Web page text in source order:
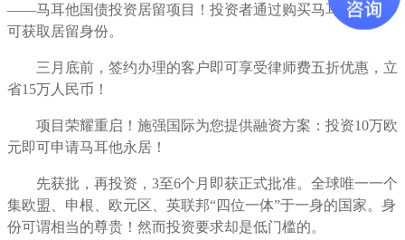
——马耳他国债投资居留项目！投资者通过购买马耳他国债即
可获取居留身份。
三月底前，签约办理的客户即可享受律师费五折优惠，立
省15万人民币！
项目荣耀重启！施强国际为您提供融资方案：投资10万欧
元即可申请马耳他永居！
先获批，再投资，3至6个月即获正式批准。全球唯一一个
集欧盟、申根、欧元区、英联邦“四位一体”于一身的国家。身
份可谓相当的尊贵！然而投资要求却是低门槛的。